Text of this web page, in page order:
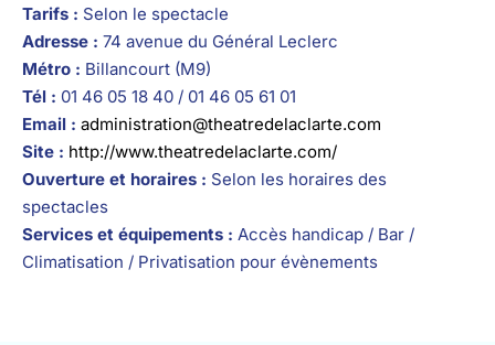
Tarifs : Selon le spectacle
Adresse : 74 avenue du Général Leclerc
Métro : Billancourt (M9)
Tél : 01 46 05 18 40 / 01 46 05 61 01
Email : administration@theatredelaclarte.com
Site : http://www.theatredelaclarte.com/
Ouverture et horaires : Selon les horaires des
spectacles
Services et équipements : Accès handicap / Bar /
Climatisation / Privatisation pour évènements